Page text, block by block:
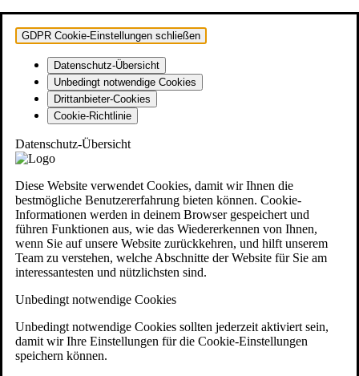
GDPR Cookie-Einstellungen schließen
Datenschutz-Übersicht
Unbedingt notwendige Cookies
Drittanbieter-Cookies
Cookie-Richtlinie
Datenschutz-Übersicht
Diese Website verwendet Cookies, damit wir Ihnen die
bestmögliche Benutzererfahrung bieten können. Cookie-
Informationen werden in deinem Browser gespeichert und
führen Funktionen aus, wie das Wiedererkennen von Ihnen,
wenn Sie auf unsere Website zurückkehren, und hilft unserem
Team zu verstehen, welche Abschnitte der Website für Sie am
interessantesten und nützlichsten sind.
Unbedingt notwendige Cookies
Unbedingt notwendige Cookies sollten jederzeit aktiviert sein,
damit wir Ihre Einstellungen für die Cookie-Einstellungen
speichern können.